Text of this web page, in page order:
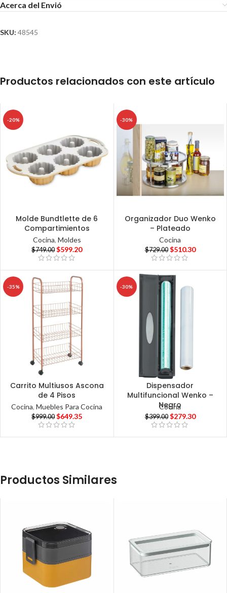
Acerca del Envió
SKU: 48545
Productos relacionados con este artículo
-20%
Molde Bundtlette de 6
Compartimientos
Cocina, Moldes
$749.00 $599.20
-30%
Organizador Duo Wenko
– Plateado
Cocina
$729.00 $510.30
-35%
Carrito Multiusos Ascona
de 4 Pisos
Cocina,Muebles Para Cocina
$999.00 $649.35
-30%
Dispensador
Multifuncional Wenko –
Negro
Cocina
$399.00 $279.30
Productos Similares